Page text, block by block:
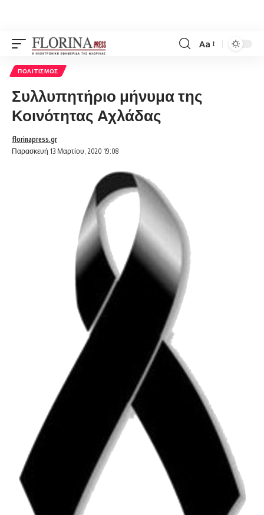
Font
Aa
ΠΟΛΙΤΙΣΜΌΣ
Συλλυπητήριο μήνυμα της
Κοινότητας Αχλάδας
Παρασκευή 13 Μαρτίου, 2020 19:08
florinapress.gr